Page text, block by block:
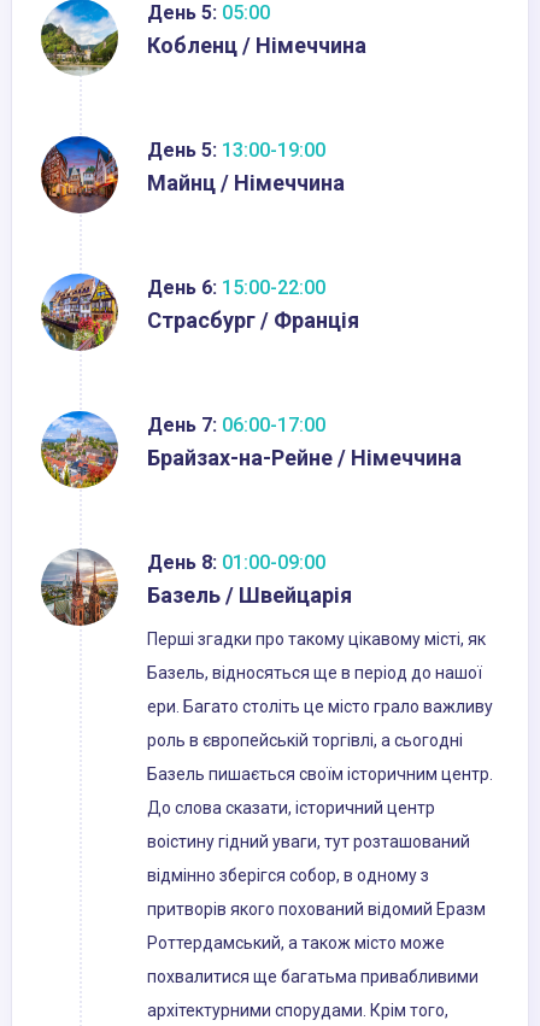
День 5: 05:00
Кобленц / Німеччина
День 5: 13:00-19:00
Майнц / Німеччина
День 6: 15:00-22:00
Страсбург / Франція
День 7: 06:00-17:00
Брайзах-на-Рейне / Німеччина
День 8: 01:00-09:00
Базель / Швейцарія
Перші згадки про такому цікавому місті, як
Базель, відносяться ще в період до нашої
ери. Багато століть це місто грало важливу
роль в європейській торгівлі, а сьогодні
Базель пишається своїм історичним центр.
До слова сказати, історичний центр
воістину гідний уваги, тут розташований
відмінно зберігся собор, в одному з
притворів якого похований відомий Еразм
Роттердамський, а також місто може
похвалитися ще багатьма привабливими
архітектурними спорудами. Крім того,